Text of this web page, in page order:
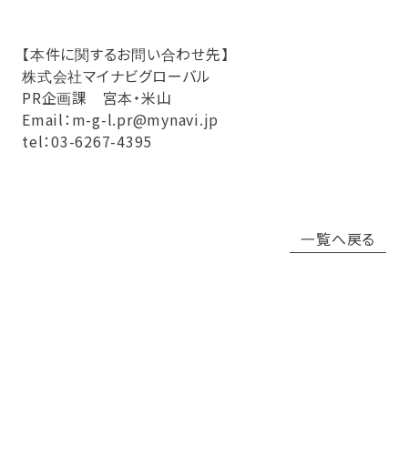
【本件に関するお問い合わせ先】
株式会社マイナビグローバル
PR企画課 宮本・米山
Email：m-g-l.pr@mynavi.jp
tel：03-6267-4395
一覧へ戻る